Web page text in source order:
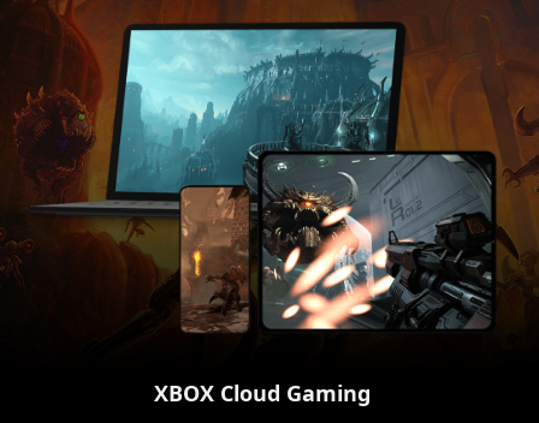
XBOX Cloud Gaming